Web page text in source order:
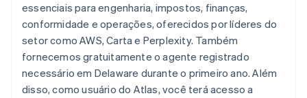
essenciais para engenharia, impostos, finanças,
conformidade e operações, oferecidos por líderes do
setor como AWS, Carta e Perplexity. Também
fornecemos gratuitamente o agente registrado
necessário em Delaware durante o primeiro ano. Além
disso, como usuário do Atlas, você terá acesso a